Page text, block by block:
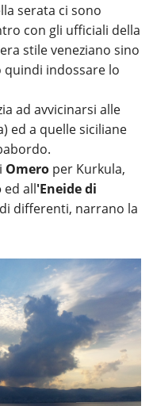
serata ci sono
con gli ufficiali della
stile veneziano sino
indossare lo
ad avvicinarsi alle
ed a quelle siciliane
Omero per Kurkula,
ed all'Eneide di
differenti, narrano la